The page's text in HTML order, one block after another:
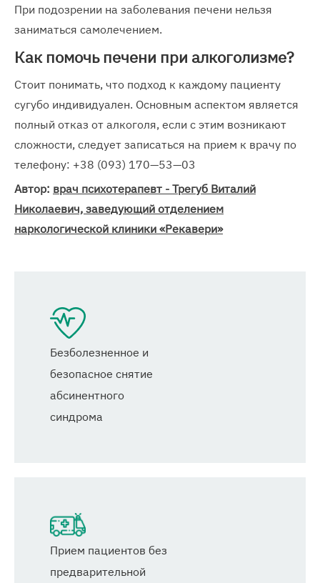
При подозрении на заболевания печени нельзя
заниматься самолечением.
Как помочь печени при алкоголизме?
Стоит понимать, что подход к каждому пациенту
сугубо индивидуален. Основным аспектом является
полный отказ от алкоголя, если с этим возникают
сложности, следует записаться на прием к врачу по
телефону: +38 (093) 170—53—03
Автор: врач психотерапевт - Трегуб Виталий
Николаевич, заведующий отделением
наркологической клиники «Рекавери»
Безболезненное и
безопасное снятие
абсинентного
синдрома
Прием пациентов без
предварительной